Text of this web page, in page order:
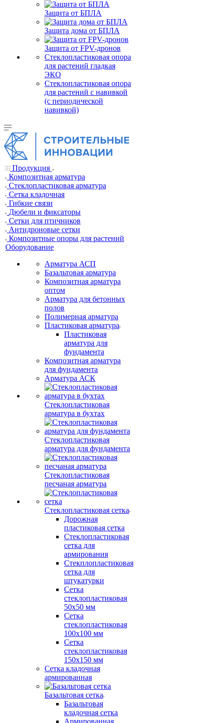
Защита от БПЛА
Защита дома от БПЛА
Защита от FPV-дронов
Стеклопластиковая опора
для растений гладкая
ЭКО
Стеклопластиковая опора
для растений с навивкой
(с периодической
навивкой)
Продукция
Композитная арматура
Cтеклопластиковая арматура
Сетка кладочная
Гибкие связи
Дюбели и фиксаторы
Сетки для птичников
Антидроновые сетки
Композитные опоры для растений
Оборудование
Арматура АСП
Базальтовая арматура
Композитная арматура
оптом
Арматура для бетонных
полов
Полимерная арматура
Пластиковая арматура
Пластиковая
арматура для
фундамента
Композитная арматура
для фундамента
Арматура АСК
Стеклопластиковая
арматура в бухтах
Стеклопластиковая
арматура для фундамента
Стеклопластиковая
песчаная арматура
Стеклопластиковая сетка
Дорожная
пластиковая сетка
Стеклопластиковая
сетка для
армирования
Стекплопластиковая
сетка для
штукатурки
Сетка
стеклопластиковая
50x50 мм
Сетка
стеклопластиковая
100x100 мм
Сетка
стеклопластиковая
150x150 мм
Сетка кладочная
армированная
Базальтовая сетка
Базальтовая
кладочная сетка
Армированная